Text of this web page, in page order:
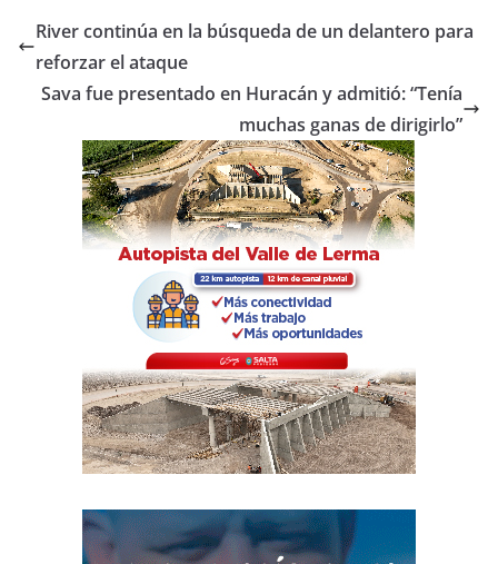
e
b
o
o
k
er s
A
p
p
p
tir
River continúa en la búsqueda de un delantero para
reforzar el ataque
Sava fue presentado en Huracán y admitió: “Tenía
muchas ganas de dirigirlo”